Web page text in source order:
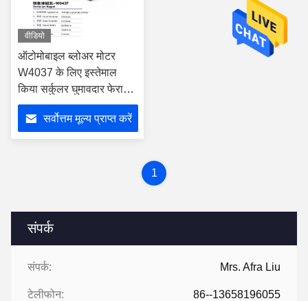
संपर्क
संपर्क: Mrs. Afra Liu
टेलीफोन: 86--13658196055
वीडियो
ऑटोमोबाइल ब्लोअर मोटर
W4037 के लिए इस्तेमाल
किया सर्कुलर घुमावदार फेराइट
मोटर मैग्नेट
सर्वोत्तम मूल्य प्राप्त करें
1